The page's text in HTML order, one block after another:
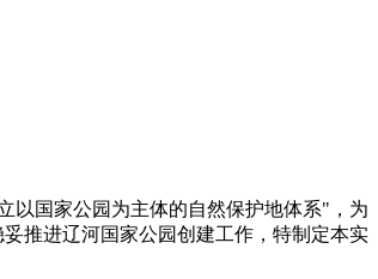
以国家公园为主体的自然保护地体系"，为
推进辽河国家公园创建工作，特制定本实